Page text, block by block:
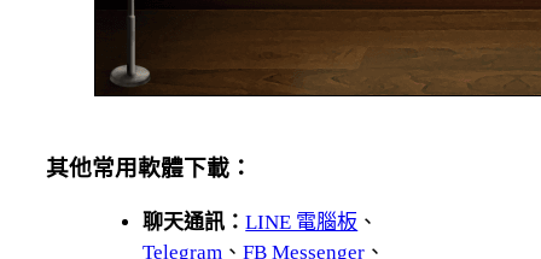
其他常用軟體下載：
聊天通訊：LINE 電腦板 、
Telegram 、FB Messenger 、